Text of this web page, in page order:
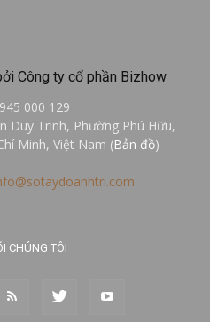
Công ty cổ phần Bizhow
000 129
Duy Trinh, Phường Phú Hữu,
Minh, Việt Nam (Bản đồ)
CHÚNG TÔI